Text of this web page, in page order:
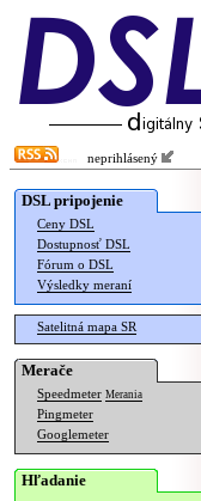
neprihlásený
DSL pripojenie
Ceny DSL
Dostupnosť DSL
Fórum o DSL
Výsledky meraní
Satelitná mapa SR
Merače
Speedmeter Merania
Pingmeter
Googlemeter
Hľadanie